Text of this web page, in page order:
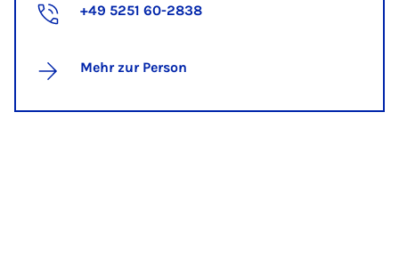
+49 5251 60-2838
Mehr zur Person